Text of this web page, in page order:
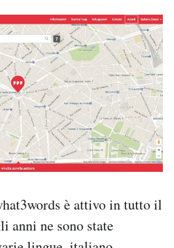
è attivo in tutto il
anni ne sono state